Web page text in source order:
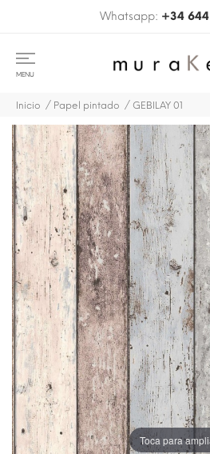
Whatsapp: +34
MENU
Inicio Papel pintado GEBILAY 01
Toca para